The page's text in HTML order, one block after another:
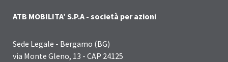
ATB MOBILITA’ S.P.A - società per azioni
Sede Legale - Bergamo (BG)
via Monte Gleno, 13 - CAP 24125